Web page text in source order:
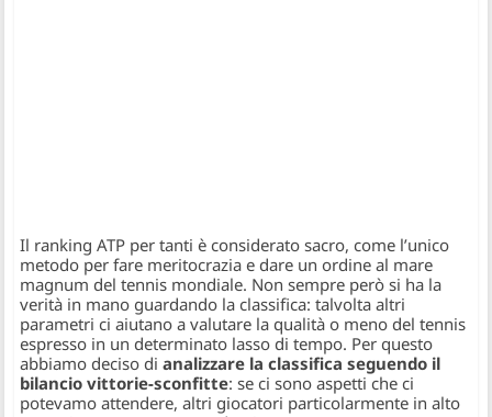
Il ranking ATP per tanti è considerato sacro, come l’unico
metodo per fare meritocrazia e dare un ordine al mare
magnum del tennis mondiale. Non sempre però si ha la
verità in mano guardando la classifica: talvolta altri
parametri ci aiutano a valutare la qualità o meno del tennis
espresso in un determinato lasso di tempo. Per questo
abbiamo deciso dianalizzare la classifica seguendo il
bilancio vittorie-sconfitte: se ci sono aspetti che ci
potevamo attendere, altri giocatori particolarmente in alto